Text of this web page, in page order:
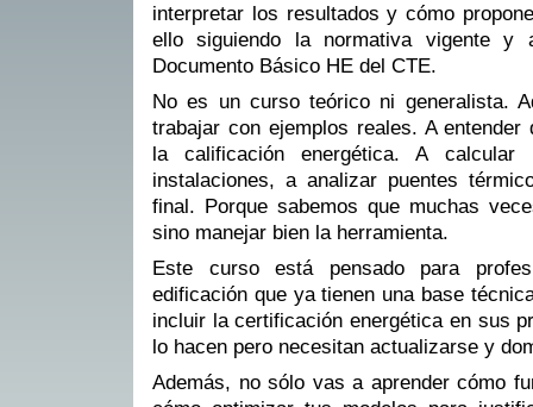
interpretar los resultados y cómo
ello siguiendo la normativa vigente y
Documento Básico HE del CTE.
No es un curso teórico ni generalista.
trabajar con ejemplos reales. A entender
la calificación energética. A calcular
instalaciones, a analizar puentes
final. Porque sabemos que muchas
sino manejar bien la herramienta.
Este curso está pensado para
edificación que ya tienen una base
incluir la certificación energética en sus
lo hacen pero necesitan actualizarse y
Además, no sólo vas a aprender cómo